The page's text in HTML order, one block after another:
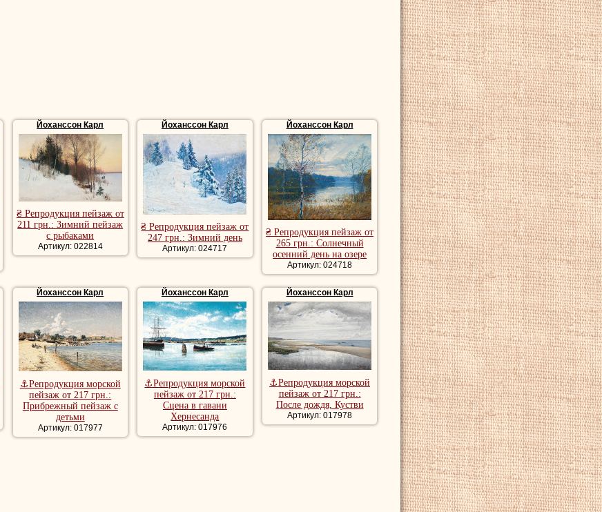
Йоханссон Карл
₴ Репродукция пейзаж от
211 грн.: Зимний пейзаж
с рыбаками
Артикул: 022814
Йоханссон Карл
₴ Репродукция пейзаж от
247 грн.: Зимний день
Артикул: 024717
Йоханссон Карл
₴ Репродукция пейзаж от
265 грн.: Солнечный
осенний день на озере
Артикул: 024718
Йоханссон Карл
⚓Репродукция морской
пейзаж от 217 грн.:
Прибрежный пейзаж с
детьми
Артикул: 017977
Йоханссон Карл
⚓Репродукция морской
пейзаж от 217 грн.:
Сцена в гавани
Хернесанда
Артикул: 017976
Йоханссон Карл
⚓Репродукция морской
пейзаж от 217 грн.:
После дождя, Кустви
Артикул: 017978